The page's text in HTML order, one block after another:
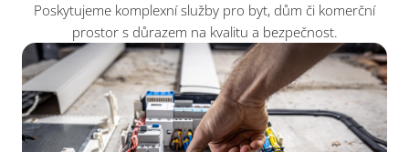
Poskytujeme komplexní služby pro byt, dům či komerční
prostor s důrazem na kvalitu a bezpečnost.